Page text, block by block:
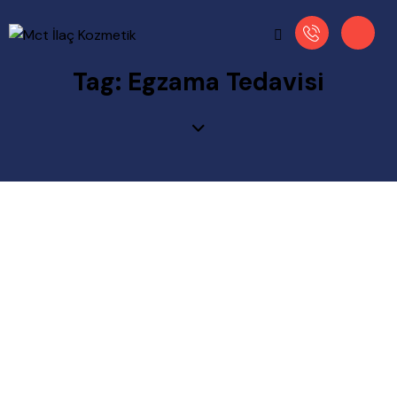
Tag: Egzama Tedavisi